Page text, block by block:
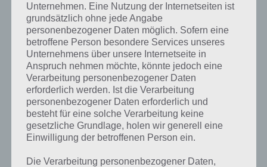
Unternehmen. Eine Nutzung der Internetseiten ist
grundsätzlich ohne jede Angabe
personenbezogener Daten möglich. Sofern eine
betroffene Person besondere Services unseres
Unternehmens über unsere Internetseite in
Anspruch nehmen möchte, könnte jedoch eine
Verarbeitung personenbezogener Daten
erforderlich werden. Ist die Verarbeitung
personenbezogener Daten erforderlich und
besteht für eine solche Verarbeitung keine
gesetzliche Grundlage, holen wir generell eine
Einwilligung der betroffenen Person ein.
Die Verarbeitung personenbezogener Daten,